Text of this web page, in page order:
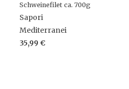
Schweinefilet ca. 700g
Sapori
Mediterranei
35,99 €